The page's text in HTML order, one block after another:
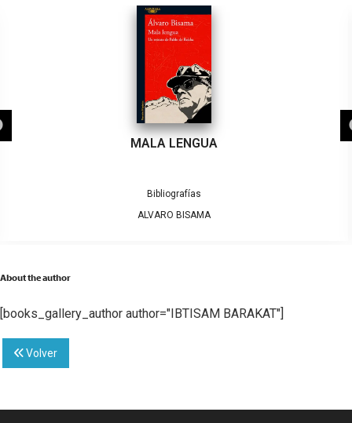
MALA LENGUA
Bibliografías
ALVARO BISAMA
About the author
[books_gallery_author author="IBTISAM BARAKAT"]
Volver